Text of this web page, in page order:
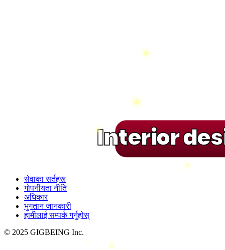
Interior
सेवाका सर्तहरू
गोपनीयता नीति
अधिकार
भुगतान जानकारी
हामीलाई सम्पर्क गर्नुहोस्
© 2025 GIGBEING Inc.